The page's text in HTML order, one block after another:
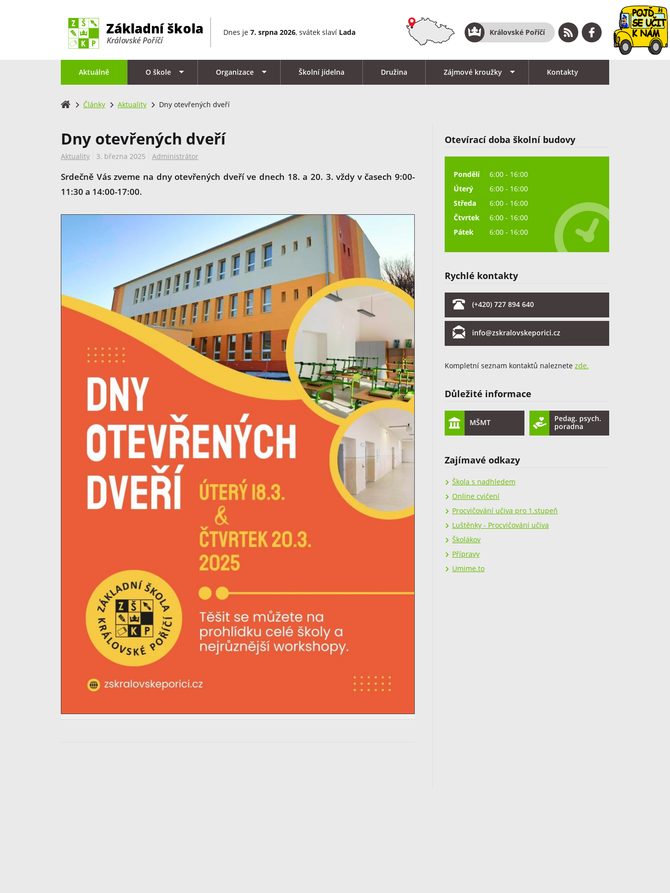
Dnes je 7. srpna 2026, svátek slaví Lada Královské Poříčí
Aktuálně O škole Organizace Školní jídelna Družina Zájmové kroužky Kontakty
Články Aktuality Dny otevřených dveří
Dny otevřených dveří
Aktuality 3. března 2025 Administrátor
Srdečně Vás zveme na dny otevřených dveří ve dnech 18. a 20. 3. vždy v časech 9:00-
11:30 a 14:00-17:00.
Otevírací doba školní budovy
Pondělí
6:00 - 16:00
Úterý
6:00 - 16:00
Středa
6:00 - 16:00
Čtvrtek
6:00 - 16:00
Pátek
6:00 - 16:00
Rychlé kontakty
(+420) 727 894 640
info@zskralovskeporici.cz
Kompletní seznam kontaktů naleznete zde.
Důležité informace
MŠMT
Pedag. psych.
poradna
Zajímavé odkazy
Škola s nadhledem
Online cvičení
Procvičování učiva pro 1.stupeň
Luštěnky - Procvičování učiva
Školákov
Přípravy
Umime.to